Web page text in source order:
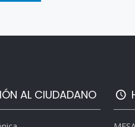
AL CIUDADANO